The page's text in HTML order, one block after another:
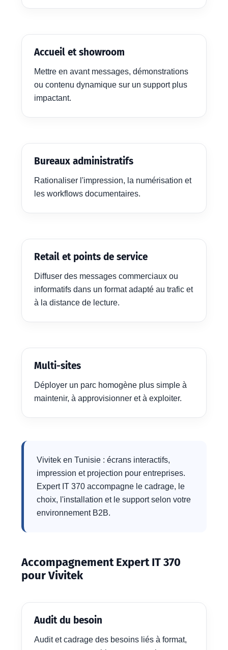
Accueil et showroom
Mettre en avant messages, démonstrations
ou contenu dynamique sur un support plus
impactant.
Bureaux administratifs
Rationaliser l'impression, la numérisation et
les workflows documentaires.
Retail et points de service
Diffuser des messages commerciaux ou
informatifs dans un format adapté au trafic et
à la distance de lecture.
Multi-sites
Déployer un parc homogène plus simple à
maintenir, à approvisionner et à exploiter.
Vivitek en Tunisie : écrans interactifs,
impression et projection pour entreprises.
Expert IT 370 accompagne le cadrage, le
choix, l'installation et le support selon votre
environnement B2B.
Accompagnement Expert IT 370
pour Vivitek
Audit du besoin
Audit et cadrage des besoins liés à format,